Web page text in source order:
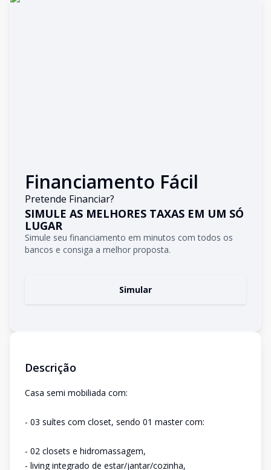
Financiamento Fácil
Pretende Financiar?
SIMULE AS MELHORES TAXAS EM UM SÓ
LUGAR
Simule seu financiamento em minutos com todos os
bancos e consiga a melhor proposta.
Simular
Descrição
Casa semi mobiliada com:
- 03 suítes com closet, sendo 01 master com:
- 02 closets e hidromassagem,
- living integrado de estar/jantar/cozinha,